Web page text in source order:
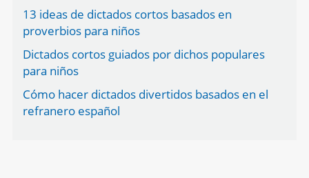
13 ideas de dictados cortos basados en
proverbios para niños
Dictados cortos guiados por dichos populares
para niños
Cómo hacer dictados divertidos basados en el
refranero español